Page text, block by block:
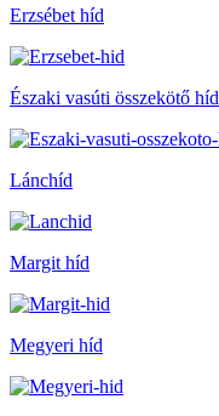
Erzsébet híd
Északi vasúti összekötő híd
Lánchíd
Margit híd
Megyeri híd